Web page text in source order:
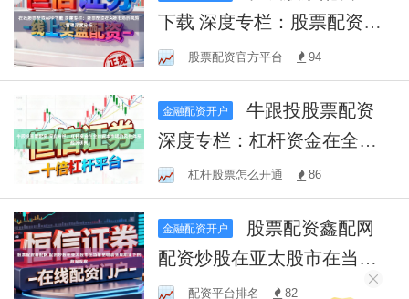
下载 深度专栏：股票配资在A
股市场的风险管理深度分析
股票配资官方平台 94
金融配资开户
牛跟投股票配资
深度专栏：杠杆资金在全球
资本市场的风控体系趋势研
判
杠杆股票怎么开通 86
金融配资开户
配资炒股在亚太股市在当前
宽幅震荡周期里下的数据观
配资平台排名 82